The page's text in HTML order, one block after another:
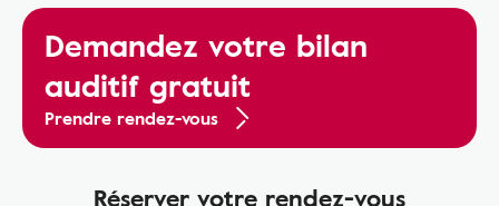
Demandez votre bilan
auditif gratuit
Prendre rendez-vous
Réserver votre rendez-vous